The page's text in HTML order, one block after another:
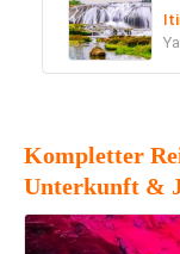
Kompletter
Unterkunft &